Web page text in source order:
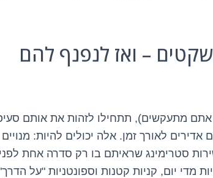
– ואז לנפנף להם
מתעקשים), תתחילו לזהות את אותם
לאורך זמן. אלה יכולים להיות: מנויים
סטרימינג שראיתם בו רק סדרה אחת לפני
מדי יום, קניות קטנות וספונטניות "על